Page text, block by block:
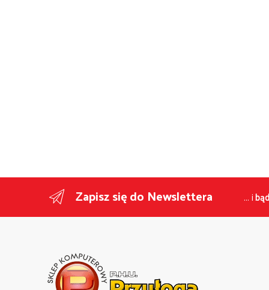
Zapisz się do Newslettera ... i